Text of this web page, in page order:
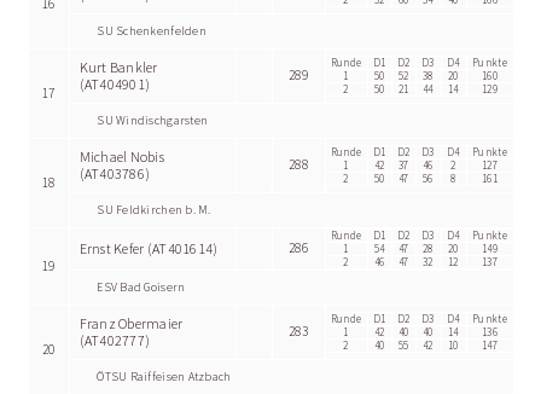
16
SU Schenkenfelden
17
Kurt Bankler
(AT404901)
289
Runde D1 D2 D3 D4
Punkte
1
50 52 38 20
160
2
50 21 44 14 129
SU Windischgarsten
18
Michael Nobis
(AT403786)
288
Runde D1 D2 D3 D4
Punkte
1
42 37 46 2
127
2
50 47 56 8 161
SU Feldkirchen b. M.
19
Ernst Kefer (AT401614) 286
Runde D1 D2 D3 D4
Punkte
1
54 47 28 20
149
2
46 47 32 12
137
ESV Bad Goisern
20
Franz Obermaier
(AT402777)
283
Runde D1 D2 D3 D4
Punkte
1
42 40 40 14
136
2
40 55 42 10 147
ÖTSU Raiffeisen Atzbach